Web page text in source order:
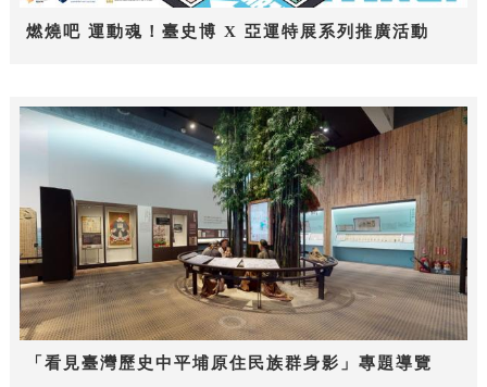
燃燒吧 運動魂！臺史博 X 亞運特展系列推廣活動
「看見臺灣歷史中平埔原住民族群身影」專題導覽